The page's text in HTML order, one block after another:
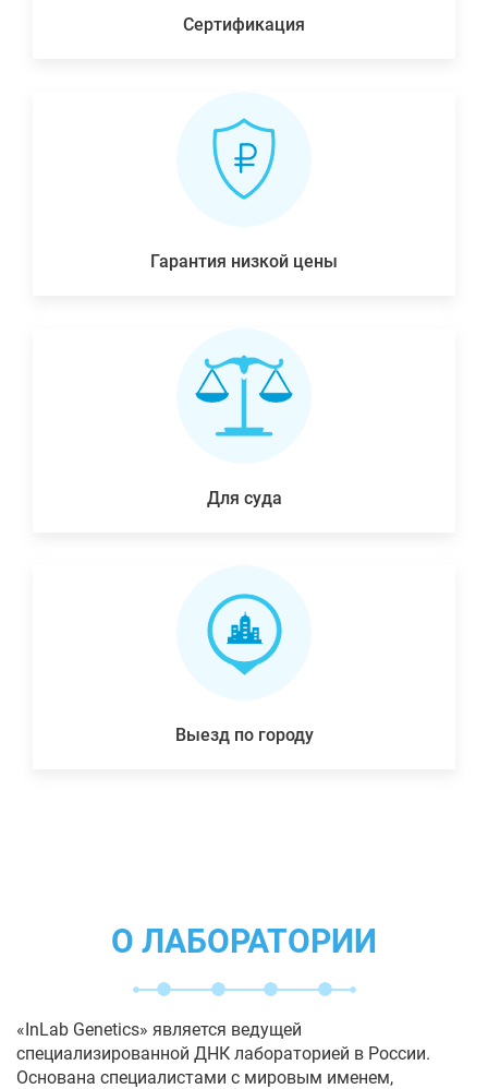
Сертификация
Гарантия низкой цены
Для суда
Выезд по городу
О ЛАБОРАТОРИИ
«InLab Genetics» является ведущей
специализированной ДНК лабораторией в России.
Основана специалистами с мировым именем,